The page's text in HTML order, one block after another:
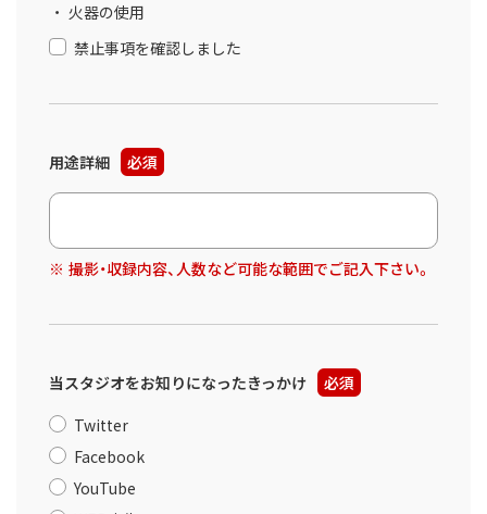
火器の使用
禁止事項を確認しました
用途詳細 必須
撮影・収録内容、人数など可能な範囲でご記入下さい。
当スタジオをお知りになったきっかけ
必須
Twitter
Facebook
YouTube